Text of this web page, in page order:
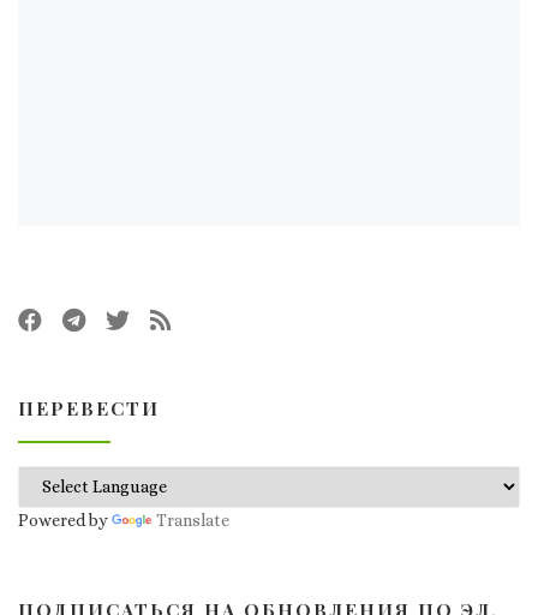
ПЕРЕВЕСТИ
Powered by Translate
ПОДПИСАТЬСЯ НА ОБНОВЛЕНИЯ ПО ЭЛ.